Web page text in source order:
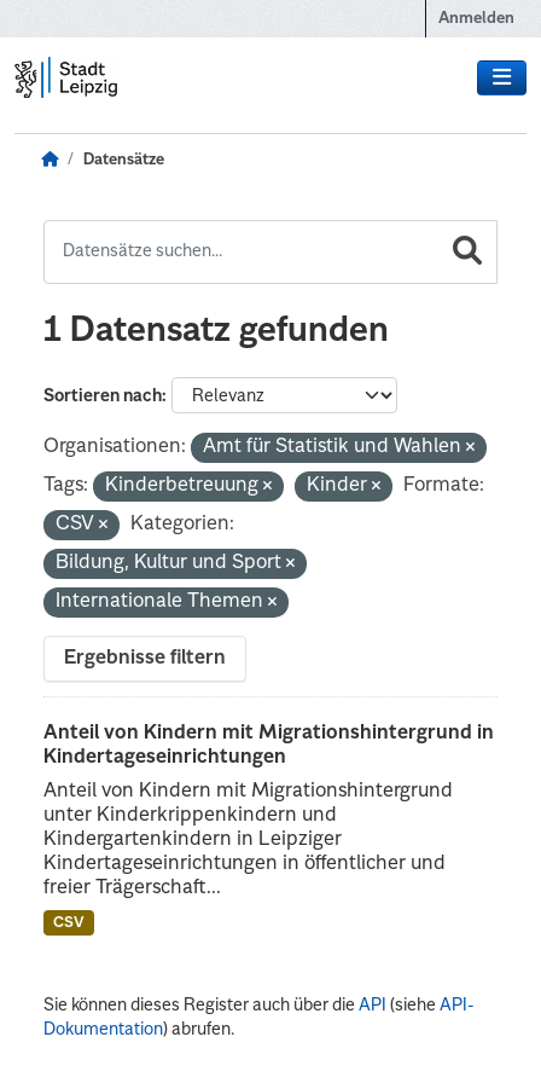
Anmelden
Datensätze
1 Datensatz gefunden
Sortieren nach
Organisationen:
Amt für Statistik und Wahlen
Tags:
Kinderbetreuung Kinder
Formate:
CSV
Kategorien:
Bildung, Kultur und Sport
Internationale Themen
Ergebnisse filtern
Anteil von Kindern mit Migrationshintergrund in
Kindertageseinrichtungen
Anteil von Kindern mit Migrationshintergrund
unter Kinderkrippenkindern und
Kindergartenkindern in Leipziger
Kindertageseinrichtungen in öffentlicher und
freier Trägerschaft...
CSV
Sie können dieses Register auch über dieAPI (sieheAPI-
Dokumentation) abrufen.